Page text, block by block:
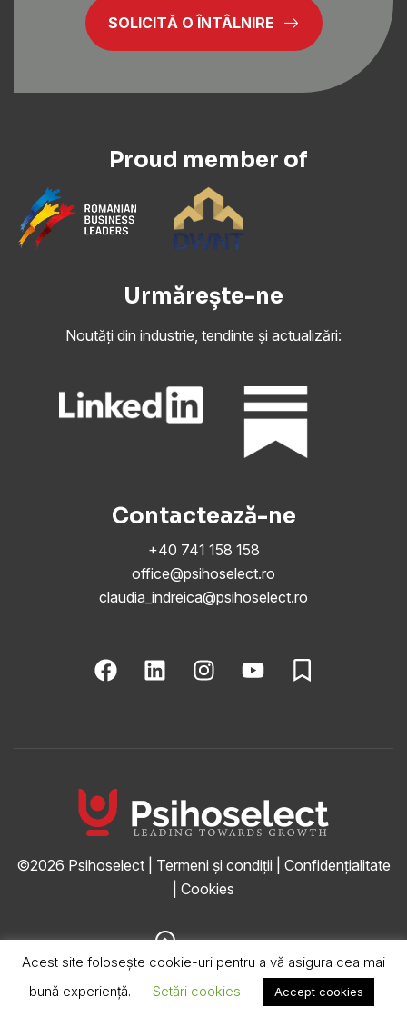
SOLICITĂ O ÎNTÂLNIRE
Proud member of
Urmărește-ne
Noutăți din industrie, tendinte și actualizări:
Contactează-ne
+40 741 158 158
office@psihoselect.ro
claudia_indreica@psihoselect.ro
©2026 Psihoselect Termeni și condiții
Confidențialitate
Cookies
ÎNAPOI SUS
Acest site folosește cookie-uri pentru a vă asigura cea mai
bună experiență.
Setări cookies Accept cookies